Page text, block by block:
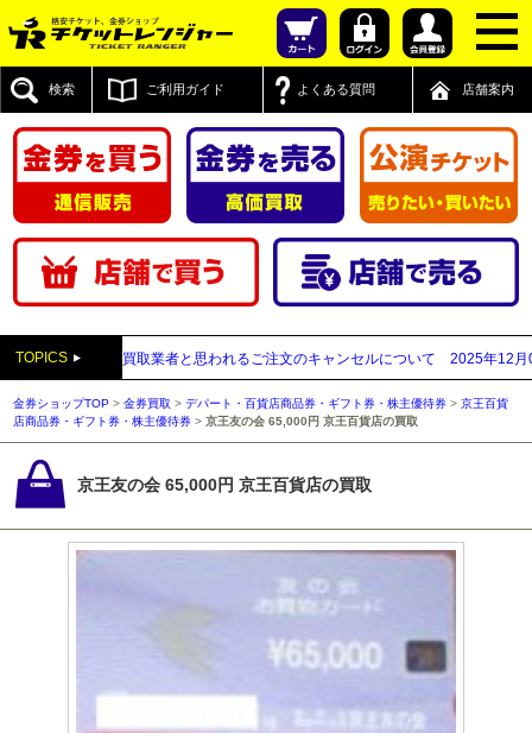
検索 ご利用ガイド よくある質問 店舗案内
TOPICS
先が先払い買取業者と思われるご注文のキャンセルについて 2025年12月05日
金券ショップTOP >金券買取 >デパート・百貨店商品券・ギフト券・株主優待券 >京王百貨
店商品券・ギフト券・株主優待券 >京王友の会 65,000円 京王百貨店の買取
京王友の会 65,000円 京王百貨店の買取